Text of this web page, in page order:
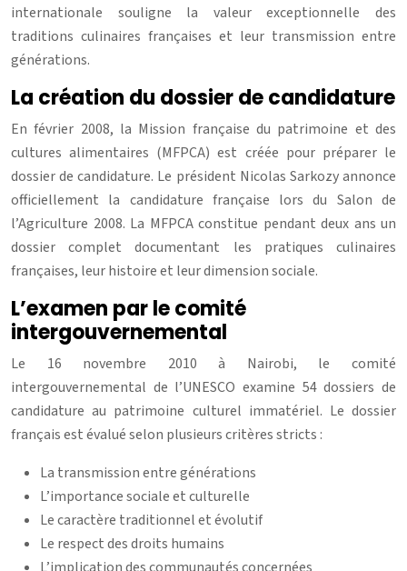
internationale souligne la valeur exceptionnelle des
traditions culinaires françaises et leur transmission entre
générations.
La création du dossier de candidature
En février 2008, la Mission française du patrimoine et des
cultures alimentaires (MFPCA) est créée pour préparer le
dossier de candidature. Le président Nicolas Sarkozy annonce
officiellement la candidature française lors du Salon de
l’Agriculture 2008. La MFPCA constitue pendant deux ans un
dossier complet documentant les pratiques culinaires
françaises, leur histoire et leur dimension sociale.
L’examen par le comité
intergouvernemental
Le 16 novembre 2010 à Nairobi, le comité
intergouvernemental de l’UNESCO examine 54 dossiers de
candidature au patrimoine culturel immatériel. Le dossier
français est évalué selon plusieurs critères stricts :
La transmission entre générations
L’importance sociale et culturelle
Le caractère traditionnel et évolutif
Le respect des droits humains
L’implication des communautés concernées